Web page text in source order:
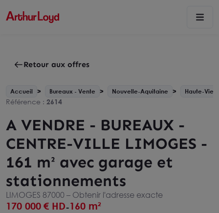
Retour aux offres
Accueil Bureaux - Vente Nouvelle-Aquitaine Haute-
Référence : 2614
A VENDRE - BUREAUX -
CENTRE-VILLE LIMOGES -
161 m² avec garage et
stationnements
LIMOGES 87000 – Obtenir l'adresse exacte
170 000 € HD-160 m²